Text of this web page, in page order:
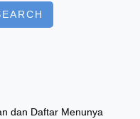
dan Daftar Menunya